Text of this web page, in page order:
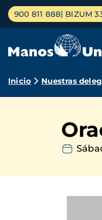
Pasar
contenido
Menú
principal
900 811 888 BIZUM
Ruta
Inicio Nuestras